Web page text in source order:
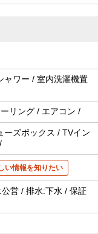
ャワー / 室内洗濯機置
リング / エアコン /
ーズボックス / TVイン
い情報を知りたい
営 / 排水:下水 / 保証